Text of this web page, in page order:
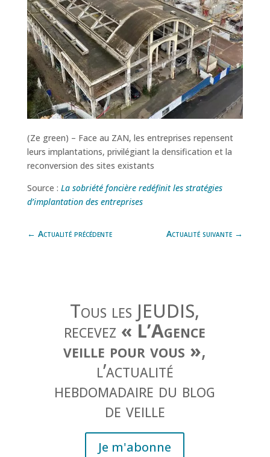
(Ze green) – Face au ZAN, les entreprises repensent
leurs implantations, privilégiant la densification et la
reconversion des sites existants
Source : La sobriété foncière redéfinit les stratégies
d’implantation des entreprises
← Actualité précédente Actualité suivante →
Tous les JEUDIS,
recevez « L’Agence
veille pour vous »,
l’actualité
hebdomadaire du blog
de veille
Je m'abonne